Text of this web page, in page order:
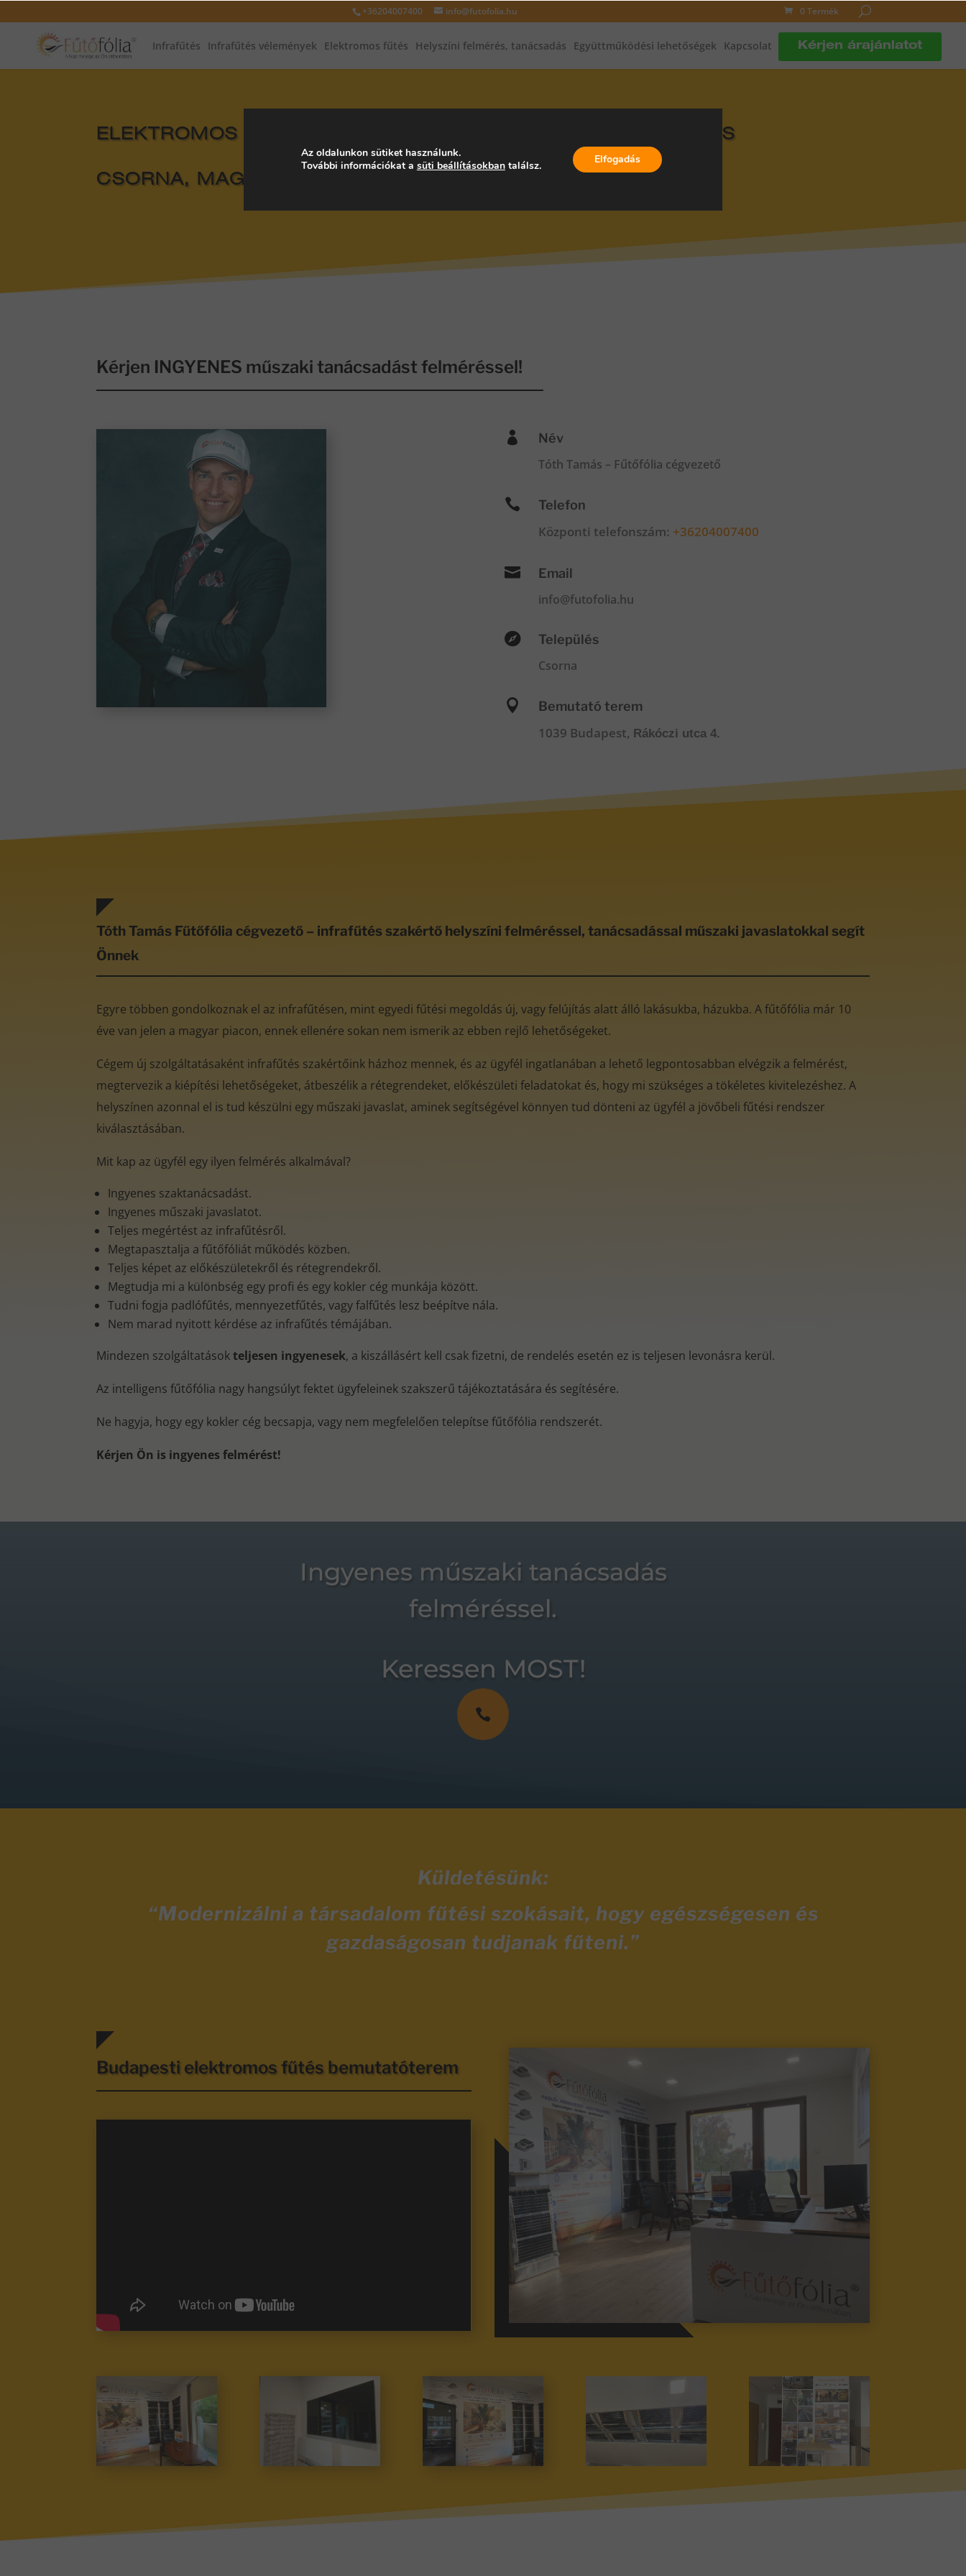
+36204007400 info@futofolia.hu 0 Termék
Infrafűtés Infrafűtés vélemények Elektromos fűtés Helyszíni felmérés, tanácsadás Együttműködési lehetőségek Kapcsolat Kérjen árajánlatot
ELEKTROMOS FŰTÉS, INFRAFŰTÉS, INFRAPANEL, PADLÓFŰTÉS
CSORNA, MAGYARORSZÁG
Kérjen INGYENES műszaki tanácsadást felméréssel!
 Név
Tóth Tamás – Fűtőfólia cégvezető
 Telefon
Központi telefonszám: +36204007400
 Email
info@futofolia.hu
 Település
Csorna
 Bemutató terem
1039 Budapest, Rákóczi utca 4.
Tóth Tamás Fűtőfólia cégvezető – infrafűtés szakértő helyszíni felméréssel, tanácsadással műszaki javaslatokkal segít
Önnek
Egyre többen gondolkoznak el az infrafűtésen, mint egyedi fűtési megoldás új, vagy felújítás alatt álló lakásukba, házukba. A fűtőfólia már 10
éve van jelen a magyar piacon, ennek ellenére sokan nem ismerik az ebben rejlő lehetőségeket.
Cégem új szolgáltatásaként infrafűtés szakértőink házhoz mennek, és az ügyfél ingatlanában a lehető legpontosabban elvégzik a felmérést,
megtervezik a kiépítési lehetőségeket, átbeszélik a rétegrendeket, előkészületi feladatokat és, hogy mi szükséges a tökéletes kivitelezéshez. A
helyszínen azonnal el is tud készülni egy műszaki javaslat, aminek segítségével könnyen tud dönteni az ügyfél a jövőbeli fűtési rendszer
kiválasztásában.
Mit kap az ügyfél egy ilyen felmérés alkalmával?
Ingyenes szaktanácsadást.
Ingyenes műszaki javaslatot.
Teljes megértést az infrafűtésről.
Megtapasztalja a fűtőfóliát működés közben.
Teljes képet az előkészületekről és rétegrendekről.
Megtudja mi a különbség egy profi és egy kokler cég munkája között.
Tudni fogja padlófűtés, mennyezetfűtés, vagy falfűtés lesz beépítve nála.
Nem marad nyitott kérdése az infrafűtés témájában.
Mindezen szolgáltatásokteljesen ingyenesek, a kiszállásért kell csak fizetni, de rendelés esetén ez is teljesen levonásra kerül.
Az intelligens fűtőfólia nagy hangsúlyt fektet ügyfeleinek szakszerű tájékoztatására és segítésére.
Ne hagyja, hogy egy kokler cég becsapja, vagy nem megfelelően telepítse fűtőfólia rendszerét.
Kérjen Ön is ingyenes felmérést!
Ingyenes műszaki tanácsadás
felméréssel.
Keressen MOST!

Küldetésünk:
“Modernizálni a társadalom fűtési szokásait, hogy egészségesen és
gazdaságosan tudjanak fűteni.”
Budapesti elektromos fűtés bemutatóterem
Az oldalunkon sütiket használunk.
További információkat a süti beállításokbantalálsz. Elfogadás